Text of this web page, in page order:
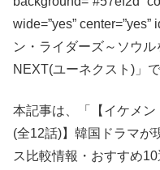
wide=”yes” center=”yes”
ン・ライダーズ～ソウ
NEXT(ユーネクスト)」
本記事は、「【イケメ
(全12話)】韓国ドラマ
ス比較情報・おすすめ